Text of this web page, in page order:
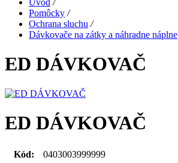
Úvod /
Pomôcky /
Ochrana sluchu /
Dávkovače na zátky a náhradne náplne
ED DÁVKOVAČ
ED DÁVKOVAČ
Kód:
0403003999999